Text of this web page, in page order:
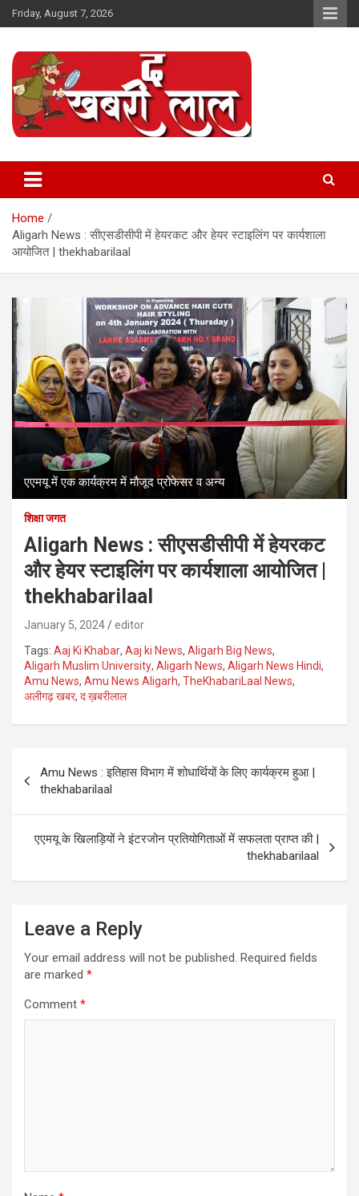
Skip
to
Friday, August 7, 2026
The Khabri Laal
Online News Portal
Home
Aligarh News : सीएसडीसीपी में हेयरकट और हेयर स्टाइलिंग पर कार्यशाला
आयोजित | thekhabarilaal
एएमयू में एक कार्यक्रम में मौजूद प्रोफेसर व अन्य
शिक्षा जगत
Aligarh News : सीएसडीसीपी में हेयरकट
और हेयर स्टाइलिंग पर कार्यशाला आयोजित |
thekhabarilaal
January 5, 2024
editor
Tags: Aaj Ki Khabar, Aaj ki News, Aligarh Big News,
Aligarh Muslim University, Aligarh News, Aligarh News Hindi,
Amu News, Amu News Aligarh, TheKhabariLaal News,
अलीगढ़ खबर, द ख़बरीलाल
navigation
Amu News : इतिहास विभाग में शोधार्थियों के लिए कार्यक्रम हुआ |
thekhabarilaal
एएमयू के खिलाड़ियों ने इंटरजोन प्रतियोगिताओं में सफलता प्राप्त की |
thekhabarilaal
Leave a Reply
Your email address will not be published. Required fields
are marked *
Comment *